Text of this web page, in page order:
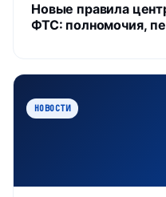
Новые правила
ФТС: полномочия,
НОВОСТИ